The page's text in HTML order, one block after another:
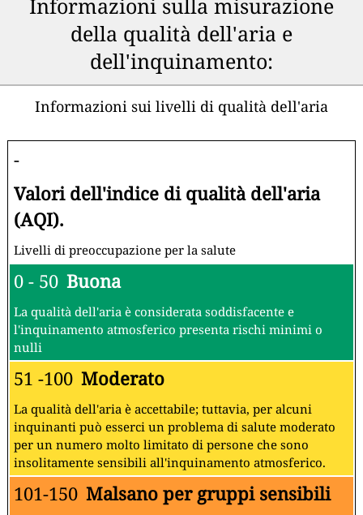
Informazioni sulla misurazione
della qualità dell'aria e
dell'inquinamento:
Informazioni sui livelli di qualità dell'aria
-
Valori dell'indice di qualità dell'aria
(AQI).
Livelli di preoccupazione per la salute
0 - 50 Buona
La qualità dell'aria è considerata soddisfacente e
l'inquinamento atmosferico presenta rischi minimi o
nulli
51 -100 Moderato
La qualità dell'aria è accettabile; tuttavia, per alcuni
inquinanti può esserci un problema di salute moderato
per un numero molto limitato di persone che sono
insolitamente sensibili all'inquinamento atmosferico.
101-150 Malsano per gruppi sensibili